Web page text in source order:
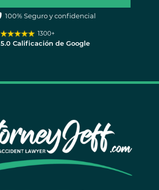
100% Seguro y confidencial
1300+
5.0 Calificación de Google